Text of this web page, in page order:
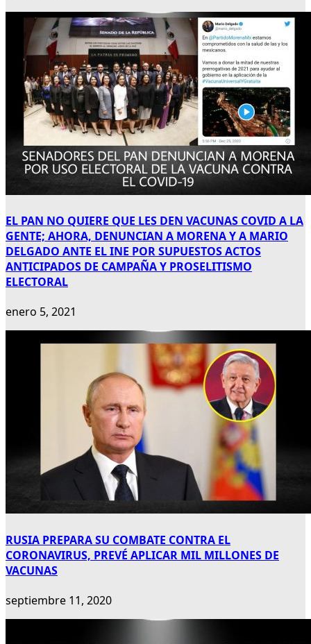
EL PAN NO QUIERE QUE LES DEN VACUNAS COVID A LA
GENTE; AHORA, DENUNCIAN A MORENA Y A MARIO
DELGADO ANTE EL INE POR SUPUESTOS ACTOS
ANTICIPADOS DE CAMPAÑA Y PROSELITISMO
ELECTORAL
enero 5, 2021
RUSIA PREPARA SU COMBATE CONTRA EL
CORONAVIRUS, PREVÉ APLICAR MIL MILLONES DE
VACUNAS
septiembre 11, 2020